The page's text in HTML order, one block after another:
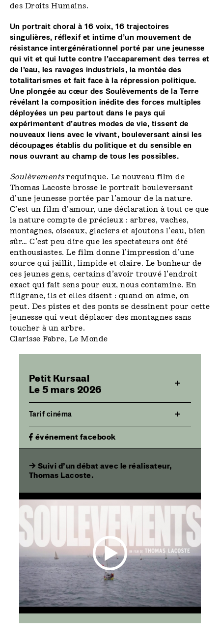
des Droits Humains.
Un portrait choral à 16 voix, 16 trajectoires
singulières, réflexif et intime d’un mouvement de
résistance intergénérationnel porté par une jeunesse
qui vit et qui lutte contre l’accaparement des terres et
de l’eau, les ravages industriels, la montée des
totalitarismes et fait face à la répression politique.
Une plongée au cœur des Soulèvements de la Terre
révélant la composition inédite des forces multiples
déployées un peu partout dans le pays qui
expérimentent d’autres modes de vie, tissent de
nouveaux liens avec le vivant, bouleversant ainsi les
découpages établis du politique et du sensible en
nous ouvrant au champ de tous les possibles.
Soulèvementsrequinque. Le nouveau film de
Thomas Lacoste brosse le portrait bouleversant
d’une jeunesse portée par l’amour de la nature.
C’est un film d’amour, une déclaration à tout ce que
la nature compte de précieux : arbres, vaches,
montagnes, oiseaux, glaciers et ajoutons l’eau, bien
sûr… C’est peu dire que les spectateurs ont été
enthousiastes. Le film donne l’impression d’une
source qui jaillit, limpide et claire. Le bonheur de
ces jeunes gens, certains d’avoir trouvé l’endroit
exact qui fait sens pour eux, nous contamine. En
filigrane, ils et elles disent : quand on aime, on
peut. Des pistes et des ponts se dessinent pour cette
jeunesse qui veut déplacer des montagnes sans
toucher à un arbre.
Clarisse Fabre, Le Monde
Petit Kursaal
Le 5 mars 2026
Tarif cinéma
événement facebook
→ Suivi d’un débat avec le réalisateur,
Thomas Lacoste.